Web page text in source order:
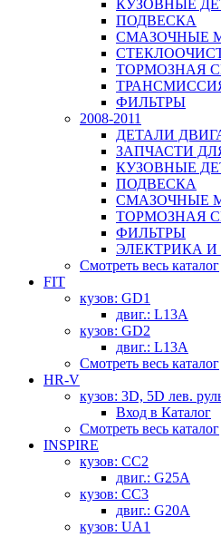
КУЗОВНЫЕ
ПОДВЕСКА
СМАЗОЧНЫЕ
ТОРМОЗНАЯ
ФИЛЬТРЫ
2008-2011
ДЕТАЛИ
ЗАПЧАСТИ
КУЗОВНЫЕ
ПОДВЕСКА
СМАЗОЧНЫЕ
ТОРМОЗНАЯ
ФИЛЬТРЫ
ЭЛЕКТРИКА
Смотреть весь каталог
FIT
кузов: GD1
двиг.: L13A
кузов: GD2
двиг.: L13A
Смотреть весь каталог
HR-V
кузов: 3D, 5D лев.
Вход в Каталог
Смотреть весь каталог
INSPIRE
кузов: CC2
двиг.: G25A
кузов: CC3
двиг.: G20A
кузов: UA1